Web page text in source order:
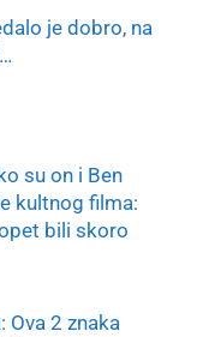
je dobro, na
su on i Ben
kultnog filma:
bili skoro
Ova 2 znaka